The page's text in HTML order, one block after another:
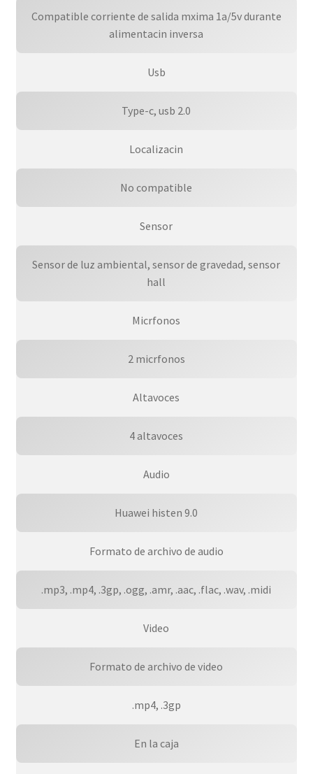
Compatible corriente de salida mxima 1a/5v durante
alimentacin inversa
Usb
Type-c, usb 2.0
Localizacin
No compatible
Sensor
Sensor de luz ambiental, sensor de gravedad, sensor
hall
Micrfonos
2 micrfonos
Altavoces
4 altavoces
Audio
Huawei histen 9.0
Formato de archivo de audio
.mp3, .mp4, .3gp, .ogg, .amr, .aac, .flac, .wav, .midi
Video
Formato de archivo de video
.mp4, .3gp
En la caja